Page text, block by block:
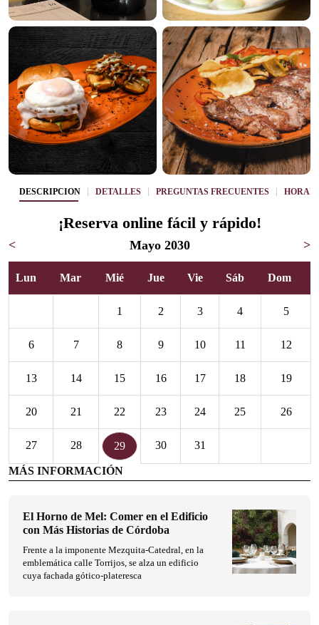
DESCRIPCIÓN DETALLES PREGUNTAS FRECUENTES
¡Reserva online fácil y rápido!
< Mayo 2030 >
Lun Mar Mié Jue Vie Sáb Dom
1 2 3 4 5
6 7 8 9 10 11 12
13 14 15 16 17 18 19
20 21 22 23 24 25 26
27 28 29 30 31
MÁS INFORMACIÓN
El Horno de Mel: Comer en el Edificio
con Más Historias de Córdoba
Frente a la imponente Mezquita-Catedral, en la
emblemática calle Torrijos, se alza un edificio
cuya fachada gótico-plateresca